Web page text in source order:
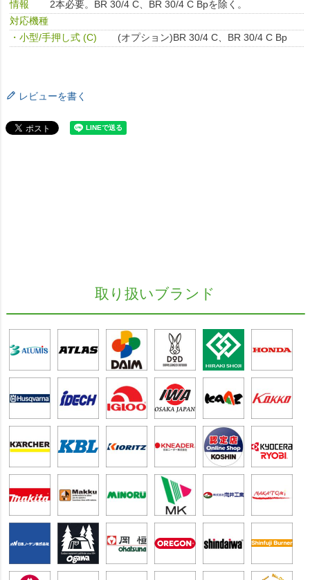
情報
2本必要。BR 30/4 C、BR 30/4 C Bpを除く。
対応機種
・小型/手押し式 (C)
(オプション)BR 30/4 C、BR 30/4 C Bp
レビューを書く
取り扱いブランド